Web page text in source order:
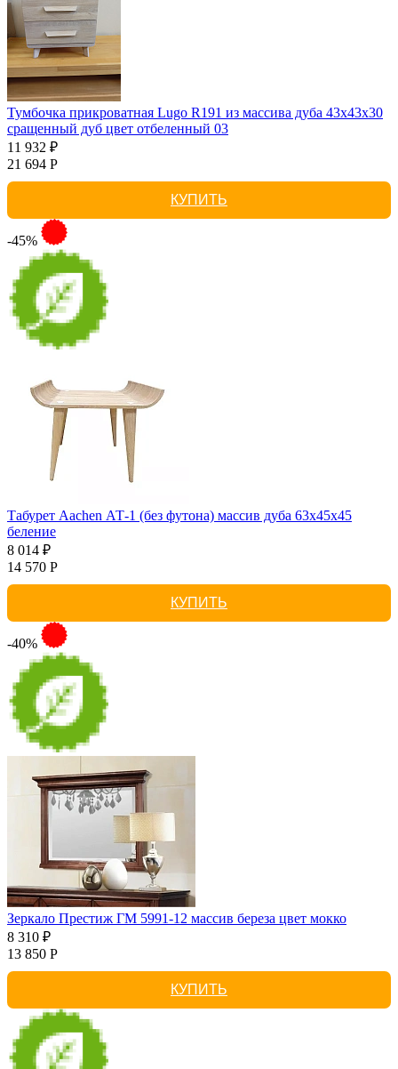
Тумбочка прикроватная Lugo R191 из массива дуба 43х43х30
сращенный дуб цвет отбеленный 03
11 932 ₽
21 694 Р
КУПИТЬ
-45%
Табурет Aachen АТ-1 (без футона) массив дуба 63х45х45
беление
8 014 ₽
14 570 Р
КУПИТЬ
-40%
Зеркало Престиж ГМ 5991-12 массив береза цвет мокко
8 310 ₽
13 850 Р
КУПИТЬ